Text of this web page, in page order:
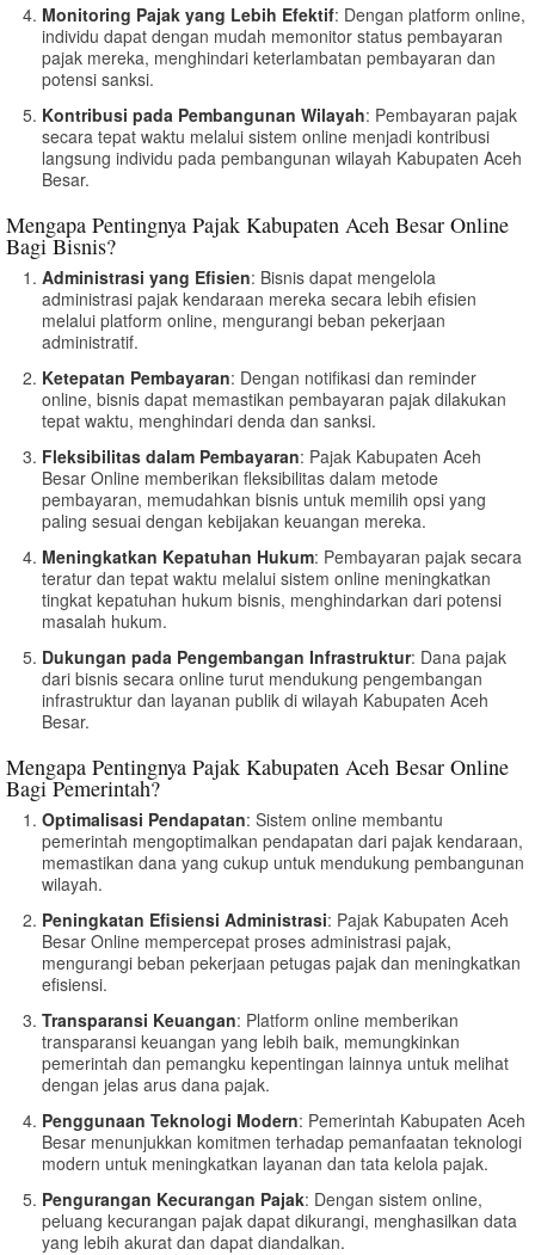
Monitoring Pajak yang Lebih Efektif: Dengan platform online,
individu dapat dengan mudah memonitor status pembayaran
pajak mereka, menghindari keterlambatan pembayaran dan
potensi sanksi.
Kontribusi pada Pembangunan Wilayah: Pembayaran pajak
secara tepat waktu melalui sistem online menjadi kontribusi
langsung individu pada pembangunan wilayah Kabupaten Aceh
Besar.
Mengapa Pentingnya Pajak Kabupaten Aceh Besar Online
Bagi Bisnis?
Administrasi yang Efisien: Bisnis dapat mengelola
administrasi pajak kendaraan mereka secara lebih efisien
melalui platform online, mengurangi beban pekerjaan
administratif.
Ketepatan Pembayaran: Dengan notifikasi dan reminder
online, bisnis dapat memastikan pembayaran pajak dilakukan
tepat waktu, menghindari denda dan sanksi.
Fleksibilitas dalam Pembayaran: Pajak Kabupaten Aceh
Besar Online memberikan fleksibilitas dalam metode
pembayaran, memudahkan bisnis untuk memilih opsi yang
paling sesuai dengan kebijakan keuangan mereka.
Meningkatkan Kepatuhan Hukum: Pembayaran pajak secara
teratur dan tepat waktu melalui sistem online meningkatkan
tingkat kepatuhan hukum bisnis, menghindarkan dari potensi
masalah hukum.
Dukungan pada Pengembangan Infrastruktur: Dana pajak
dari bisnis secara online turut mendukung pengembangan
infrastruktur dan layanan publik di wilayah Kabupaten Aceh
Besar.
Mengapa Pentingnya Pajak Kabupaten Aceh Besar Online
Bagi Pemerintah?
Optimalisasi Pendapatan: Sistem online membantu
pemerintah mengoptimalkan pendapatan dari pajak kendaraan,
memastikan dana yang cukup untuk mendukung pembangunan
wilayah.
Peningkatan Efisiensi Administrasi: Pajak Kabupaten Aceh
Besar Online mempercepat proses administrasi pajak,
mengurangi beban pekerjaan petugas pajak dan meningkatkan
efisiensi.
Transparansi Keuangan: Platform online memberikan
transparansi keuangan yang lebih baik, memungkinkan
pemerintah dan pemangku kepentingan lainnya untuk melihat
dengan jelas arus dana pajak.
Penggunaan Teknologi Modern: Pemerintah Kabupaten Aceh
Besar menunjukkan komitmen terhadap pemanfaatan teknologi
modern untuk meningkatkan layanan dan tata kelola pajak.
Pengurangan Kecurangan Pajak: Dengan sistem online,
peluang kecurangan pajak dapat dikurangi, menghasilkan data
yang lebih akurat dan dapat diandalkan.